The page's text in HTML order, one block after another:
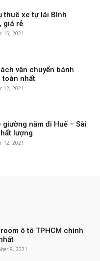
thuê xe tự lái Bình
giá rẻ
15, 2021
vận chuyển bánh
toàn nhất
12, 2021
giường nằm đi Huế – Sài
lượng
12, 2021
ô tô TPHCM chính
8, 2021